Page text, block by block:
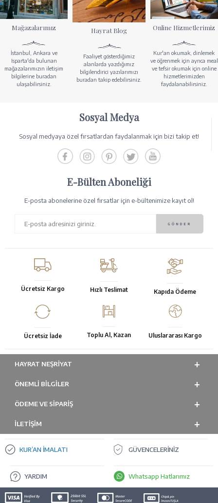
Mağazalarımız
İstanbul, Ankara ve
Isparta'da bulunan
mağazalarımızın iletişim
bilgilerine buradan
ulaşabilirsiniz.
Hayrat Blog
Faaliyet gösterdiğimiz
alanlarda yazdığımız
bilgilendirici yazılarımızı
buradan takip edebilirsiniz.
Online Hizmetlerimiz
Kur'an okumak, dinlemek
ve öğrenmek için ayrıca meal
ve tefsir okumak için online
hizmetlerimizden
faydalanabilirsiniz.
Sosyal Medya
Sosyal medyaya özel fırsatlardan faydalanmak için bizi takip et!
E-Bülten Aboneliği
E-posta abonelerine özel fırsatlar için e-bültenimize kayıt ol!
Ücretsiz Kargo Hızlı Teslimat Kapıda Ödeme
Ücretsiz İade Toplu Al, Kazan Uluslararası Kargo
HAYRAT NEŞRIYAT
ÖNEMLI BILGILER
ÖDEME VE SİPARİŞ
İLETİŞİM
KUR’AN İMALATI GÜVENCELERİNİZ
YARDIM Whatsapp Hatlarımız